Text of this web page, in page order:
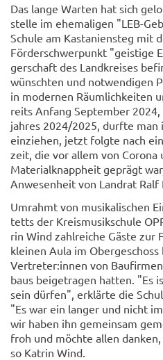
Das lange War­ten hat sich
stel­le im ehe­ma­li­gen "LEB-​
Schu­le am Kas­ta­ni­en­steg mit
För­der­schwer­punkt "geis­ti­ge
ger­schaft des Land­krei­ses
wünsch­ten und not­wen­di­gen
in mo­der­nen Räum­lich­kei­ten
reits An­fang Sep­tem­ber
jah­res 2024/2025, durf­te man
ein­zie­hen, jetzt folg­te nach
zeit, die vor allem von Co­ro­na
Ma­te­ri­al­knapp­heit ge­prägt
An­we­sen­heit von Land­rat Ralf
Um­rahmt von mu­si­ka­li­schen
tetts der Kreis­mu­sik­schu­le
rin Wind zahl­rei­che Gäste zur
klei­nen Aula im
Ver­tre­ter:innen von
baus bei­getra­gen hat­ten. "Es
sein dür­fen", er­klär­te die
"Es war ein lan­ger und nicht
wir haben ihn ge­mein­sam
froh und möch­te allen
so Kat­rin Wind.